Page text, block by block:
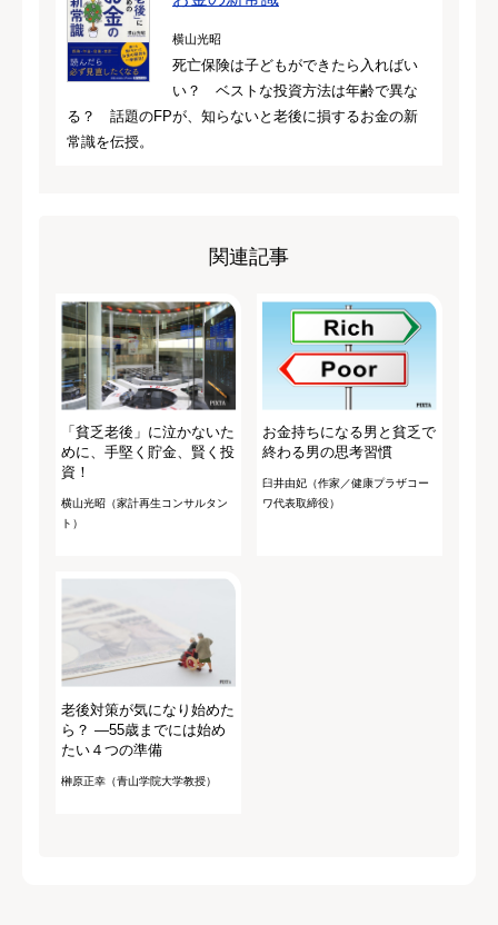
横山光昭
死亡保険は子どもができたら入ればい
い？ ベストな投資方法は年齢で異な
る？ 話題のFPが、知らないと老後に損するお金の新
常識を伝授。
関連記事
「貧乏老後」に泣かないた
めに、手堅く貯金、賢く投
資！
横山光昭（家計再生コンサルタン
ト）
お金持ちになる男と貧乏で
終わる男の思考習慣
臼井由妃（作家／健康プラザコー
ワ代表取締役）
老後対策が気になり始めた
ら？ ―55歳までには始め
たい４つの準備
榊原正幸（青山学院大学教授）